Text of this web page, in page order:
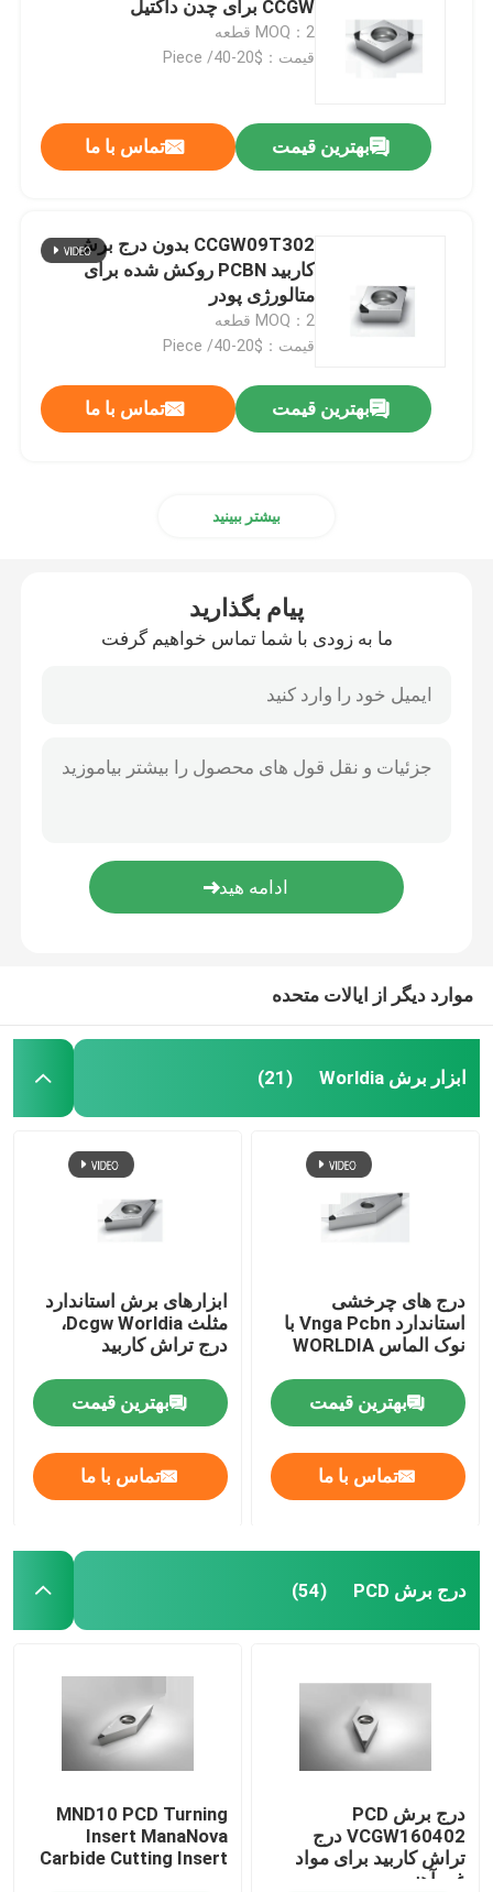
درج کاربید
چرخ نوشتن
درج های تراشه شکن
دریل میکرو پی سی دی
CCGW برای چدن داکتیل
MOQ：2 قطعه
قیمت：$20-40/ Piece
بهترین قیمت تماس با ما
CCGW09T302 بدون درج برش
کاربید PCBN روکش شده برای
متالورژی پودر
MOQ：2 قطعه
قیمت：$20-40/ Piece
بهترین قیمت تماس با ما
بیشتر ببینید
پیام بگذارید
ما به زودی با شما تماس خواهیم گرفت
موارد دیگر از ایالات متحده
ابزار برش Worldia (21)
درج های چرخشی
استاندارد Vnga Pcbn با
نوک الماس WORLDIA
بهترین قیمت
تماس با ما
ابزارهای برش استاندارد
مثلث Dcgw Worldia،
درج تراش کاربید
بهترین قیمت
تماس با ما
درج برش PCD (54)
درج برش PCD
VCGW160402 درج
تراش کاربید برای مواد
غیر آهنی
MND10 PCD Turning
Insert ManaNova
Carbide Cutting Insert